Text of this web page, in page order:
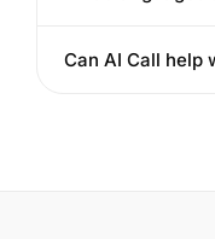
Can AI Call help